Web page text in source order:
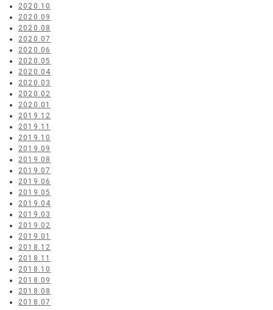
2020.10
2020.09
2020.08
2020.07
2020.06
2020.05
2020.04
2020.03
2020.02
2020.01
2019.12
2019.11
2019.10
2019.09
2019.08
2019.07
2019.06
2019.05
2019.04
2019.03
2019.02
2019.01
2018.12
2018.11
2018.10
2018.09
2018.08
2018.07